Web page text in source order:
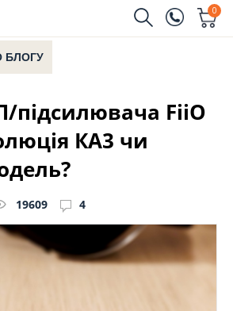
(044)
0
Отправить
БЛОГУ
підсилювача FiiO
КА3 чи
19609 4